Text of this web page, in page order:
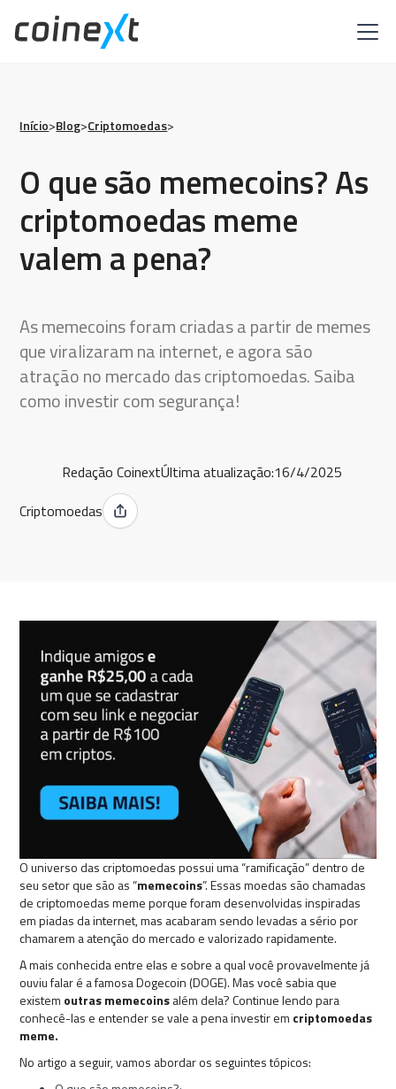
Início>Blog>Criptomoedas>
O que são memecoins? As
criptomoedas meme
valem a pena?
As memecoins foram criadas a partir de memes
que viralizaram na internet, e agora são
atração no mercado das criptomoedas. Saiba
como investir com segurança!
Redação CoinextÚltima atualização:16/4/2025
Criptomoedas
O universo das criptomoedas possui uma “ramificação” dentro de
seu setor que são as “memecoins”. Essas moedas são chamadas
de criptomoedas meme porque foram desenvolvidas inspiradas
em piadas da internet, mas acabaram sendo levadas a sério por
chamarem a atenção do mercado e valorizado rapidamente.
A mais conhecida entre elas e sobre a qual você provavelmente já
ouviu falar é a famosa Dogecoin (DOGE). Mas você sabia que
existem outras memecoinsalém dela? Continue lendo para
conhecê-las e entender se vale a pena investir em criptomoedas
meme.
No artigo a seguir, vamos abordar os seguintes tópicos: